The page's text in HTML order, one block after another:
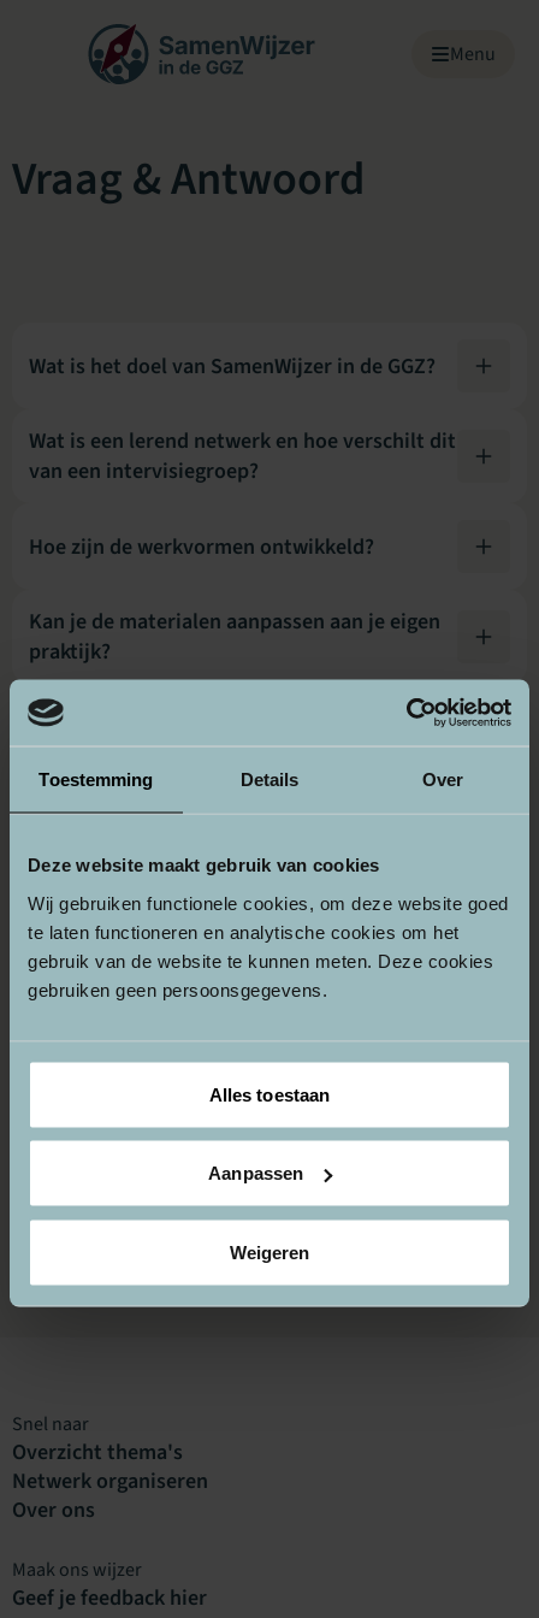
Toestemming Details Over
Deze website maakt gebruik van cookies
Wij gebruiken functionele cookies, om deze website goed
te laten functioneren en analytische cookies om het
gebruik van de website te kunnen meten. Deze cookies
gebruiken geen persoonsgegevens.
Alles toestaan
Aanpassen
Weigeren
Menu overslaan
Menu
Vraag & Antwoord
Wat is het doel van SamenWijzer in de GGZ?
Wat is een lerend netwerk en hoe verschilt dit
van een intervisiegroep?
Hoe zijn de werkvormen ontwikkeld?
Kan je de materialen aanpassen aan je eigen
praktijk?
Hoe kan je contact opnemen bij vragen,
suggesties of problemen?
Kan je dit platform gebruiken voor zowel
lerende netwerken als intervisiegroepen, en
welke werkvormen passen daarbij?
Hoe kunnen werkvormen gebruikt worden?
Zijn er kosten verbonden aan dit platform?
Komen er nieuwe thema's bij?
Snel naar
Overzicht thema's
Netwerk organiseren
Over ons
Maak ons wijzer
Geef je feedback hier